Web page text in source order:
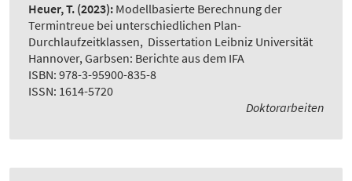
Heuer, T. (2023): Modellbasierte Berechnung der
Termintreue bei unterschiedlichen Plan-
Durchlaufzeitklassen, Dissertation Leibniz Universität
Hannover, Garbsen: Berichte aus dem IFA
ISBN: 978-3-95900-835-8
ISSN: 1614-5720
Doktorarbeiten